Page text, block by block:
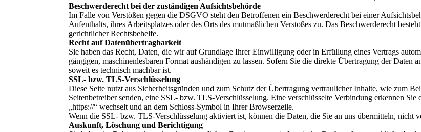
Beschwerderecht bei der zuständigen Aufsichtsbehörde
Im Falle von Verstößen gegen die DSGVO steht den Betroffenen ein Beschwerderecht bei einer
Aufenthalts, ihres Arbeitsplatzes oder des Orts des mutmaßlichen Verstoßes zu. Das Beschwerderecht
gerichtlicher Rechtsbehelfe.
Recht auf Datenübertragbarkeit
Sie haben das Recht, Daten, die wir auf Grundlage Ihrer Einwilligung oder in Erfüllung eines Vertrags
gängigen, maschinenlesbaren Format aushändigen zu lassen. Sofern Sie die direkte Übertragung der Daten
soweit es technisch machbar ist.
SSL- bzw. TLS-Verschlüsselung
Diese Seite nutzt aus Sicherheitsgründen und zum Schutz der Übertragung vertraulicher Inhalte, wie zum
Seitenbetreiber senden, eine SSL- bzw. TLS-Verschlüsselung. Eine verschlüsselte Verbindung erkennen
„https://“ wechselt und an dem Schloss-Symbol in Ihrer Browserzeile.
Wenn die SSL- bzw. TLS-Verschlüsselung aktiviert ist, können die Daten, die Sie an uns übermitteln, nicht
Auskunft, Löschung und Berichtigung